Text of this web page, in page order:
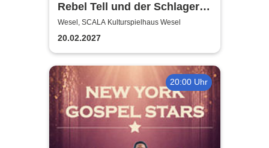
Rebel Tell und der Schlager
wird gerockt | SCALA
Kulturspielhaus Wesel
Wesel, SCALA Kulturspielhaus Wesel
20.02.2027
20:00 Uhr